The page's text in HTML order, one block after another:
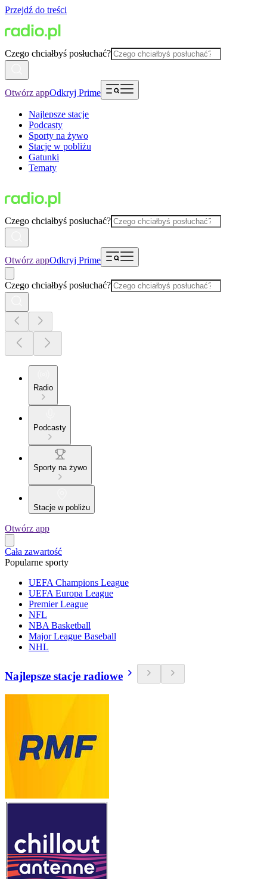
Przejdź do treści
Czego chciałbyś posłuchać?
Otwórz appOdkryj Prime
Najlepsze stacje
Podcasty
Sporty na żywo
Stacje w pobliżu
Gatunki
Tematy
Czego chciałbyś posłuchać?
Otwórz appOdkryj Prime
Czego chciałbyś posłuchać?
Radio
Podcasty
Sporty na żywo
Stacje w pobliżu
Otwórz app
Cała zawartość
Popularne sporty
UEFA Champions League
UEFA Europa League
Premier League
NFL
NBA Basketball
Major League Baseball
NHL
Najlepsze stacje radiowe